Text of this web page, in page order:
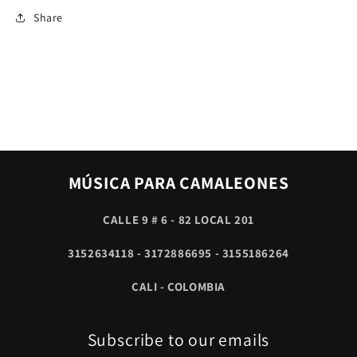
Share
MÚSICA PARA CAMALEONES
CALLE 9 # 6 - 82 LOCAL 201
3152634118 - 3172886695 - 3155186264
CALI - COLOMBIA
Subscribe to our emails